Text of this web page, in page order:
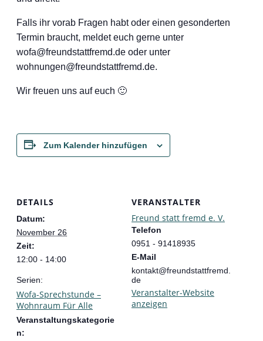
Falls ihr vorab Fragen habt oder einen gesonderten
Termin braucht, meldet euch gerne unter
wofa@freundstattfremd.de oder unter
wohnungen@freundstattfremd.de.
Wir freuen uns auf euch 🙂
Zum Kalender hinzufügen
DETAILS
Datum:
November 26
Zeit:
12:00 - 14:00
Serien:
Wofa-Sprechstunde –
Wohnraum Für Alle
Veranstaltungskategorie
n:
VERANSTALTER
Freund statt fremd e. V.
Telefon
0951 - 91418935
E-Mail
kontakt@freundstattfremd.
de
Veranstalter-Website
anzeigen